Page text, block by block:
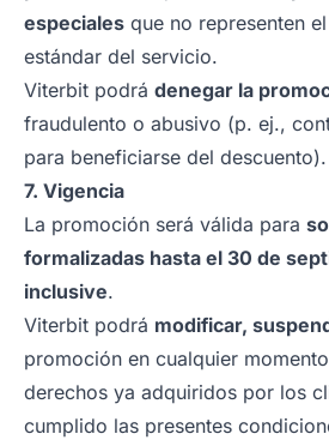
especiales que no representen
estándar del servicio.
Viterbit podrá denegar la
fraudulento o abusivo (p. ej.,
para beneficiarse del descuento).
7. Vigencia
La promoción será válida para
formalizadas hasta el 30 de
inclusive.
Viterbit podrá modificar,
promoción en cualquier
derechos ya adquiridos por los
cumplido las presentes